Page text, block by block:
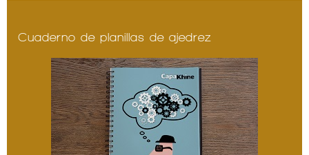
Cuaderno de planillas de ajedrez